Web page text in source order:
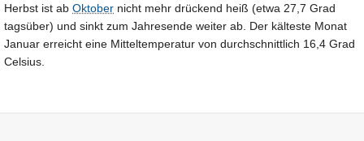
Herbst ist ab Oktober nicht mehr drückend heiß (etwa 27,7 Grad
tagsüber) und sinkt zum Jahresende weiter ab. Der kälteste Monat
Januar erreicht eine Mitteltemperatur von durchschnittlich 16,4 Grad
Celsius.